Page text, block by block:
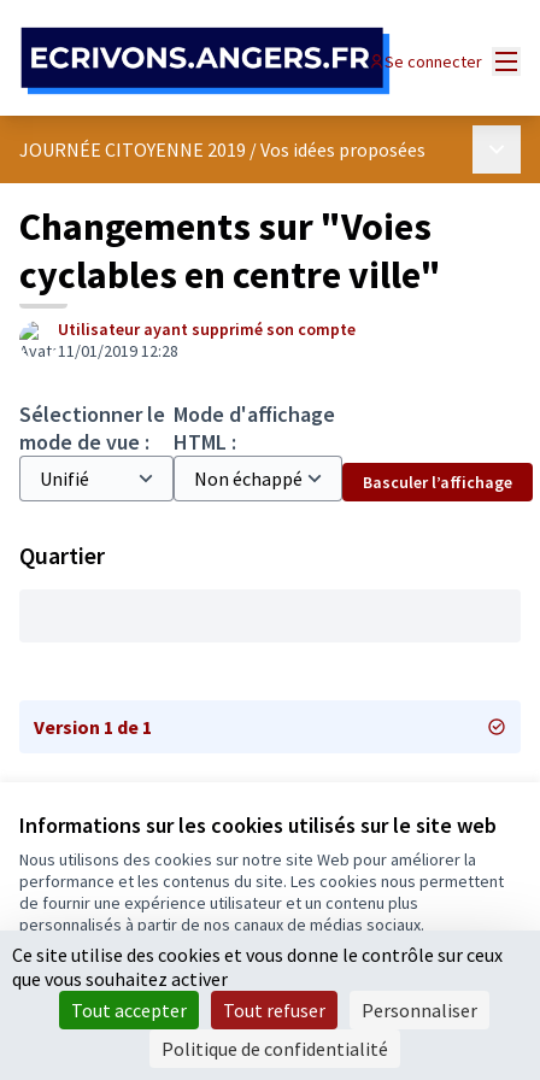
Informations sur les cookies utilisés sur le site web
Nous utilisons des cookies sur notre site Web pour améliorer la
performance et les contenus du site. Les cookies nous permettent
de fournir une expérience utilisateur et un contenu plus
personnalisés à partir de nos canaux de médias sociaux.
Tout accepter
Accepter seulement les cookies essentiels
Paramètres
Se connecter
JOURNÉE CITOYENNE 2019 /Vos idées proposées
Changements sur "Voies
cyclables en centre ville"
Utilisateur ayant supprimé son compte
11/01/2019 12:28
Sélectionner le
mode de vue :
Mode d'affichage
HTML :
Basculer l’affichage
Quartier
Version 1 de 1
Conditions d'utilisation
Paramètres des cookies
Ecrivons Angers sur X
(Lien externe)
Ecrivons Angers sur Facebook
(Lien externe)
logiciel libre Decidim
(Lien externe)
.
Licence
(Lien
Ce site utilise des cookies et vous donne le contrôle sur ceux
que vous souhaitez activer
Tout accepter
Tout refuser
Personnaliser
Politique de confidentialité